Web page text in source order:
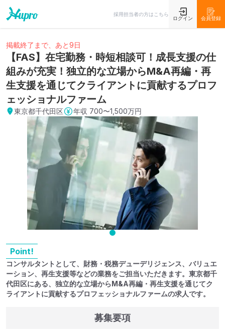
採用担当者の方はこちら
ログイン 会員登録
掲載終了まで、あと9日
【FAS】在宅勤務・時短相談可！成長支援の仕
組みが充実！独立的な立場からM&A再編・再
生支援を通じてクライアントに貢献するプロフ
ェッショナルファーム
東京都千代田区 年収 700〜1,500万円
Point!
コンサルタントとして、財務・税務デューデリジェンス、バリュエ
ーション、再生支援等などの業務をご担当いただきます。東京都千
代田区にある、独立的な立場からM&A再編・再生支援を通じてク
ライアントに貢献するプロフェッショナルファームの求人です。
募集要項